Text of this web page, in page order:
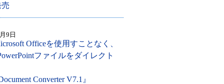
9日
Officeを使用すことなく、
ファイルをダイレクト
Converter V7.1』